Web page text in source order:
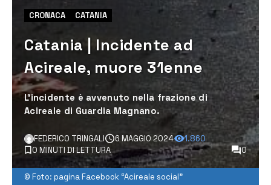
© Foto: pagina Facebook “Acireale social”
CRONACA CATANIA
Catania | Incidente ad
Acireale, muore 31enne
L’incidente è avvenuto nella frazione di
Acireale di Guardia Magnano.
FEDERICO TRINGALI 6 MAGGIO 2024
1.860
0 MINUTI DI LETTURA
0